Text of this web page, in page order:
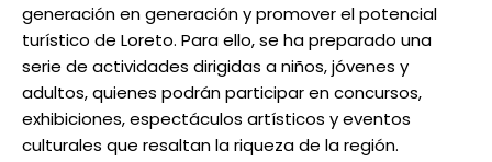
generación en generación y promover el potencial
turístico de Loreto. Para ello, se ha preparado una
serie de actividades dirigidas a niños, jóvenes y
adultos, quienes podrán participar en concursos,
exhibiciones, espectáculos artísticos y eventos
culturales que resaltan la riqueza de la región.